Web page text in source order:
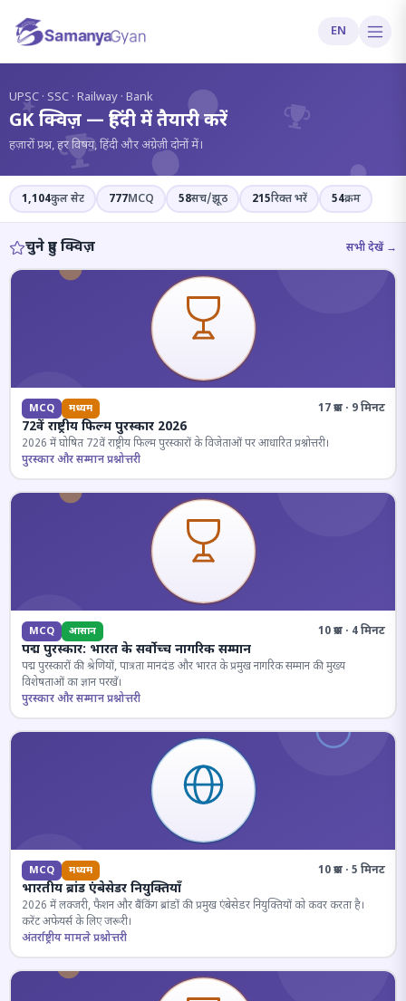
EN
?
UPSC · SSC · Railway · Bank
GK क्विज़ — हिंदी में तैयारी करें
हज़ारों प्रश्न, हर विषय, हिंदी और अंग्रेज़ी दोनों में।
1,104कुल सेट 777MCQ 58सच/झूठ 215रिक्त भरें 54क्रम
चुने हुए क्विज़ सभी देखें →
MCQ मध्यम 17 प्रश्न · 9 मिनट
72वें राष्ट्रीय फिल्म पुरस्कार 2026
2026 में घोषित 72वें राष्ट्रीय फिल्म पुरस्कारों के विजेताओं पर आधारित प्रश्नोत्तरी।
पुरस्कार और सम्मान प्रश्नोत्तरी
MCQ आसान 10 प्रश्न · 4 मिनट
पद्म पुरस्कार: भारत के सर्वोच्च नागरिक सम्मान
पद्म पुरस्कारों की श्रेणियों, पात्रता मानदंड और भारत के प्रमुख नागरिक सम्मान की मुख्य
विशेषताओं का ज्ञान परखें।
पुरस्कार और सम्मान प्रश्नोत्तरी
MCQ मध्यम 10 प्रश्न · 5 मिनट
भारतीय ब्रांड एंबेसेडर नियुक्तियाँ
2026 में लक्जरी, फैशन और बैंकिंग ब्रांडों की प्रमुख एंबेसेडर नियुक्तियों को कवर करता है।
करेंट अफेयर्स के लिए जरूरी।
अंतर्राष्ट्रीय मामले प्रश्नोत्तरी